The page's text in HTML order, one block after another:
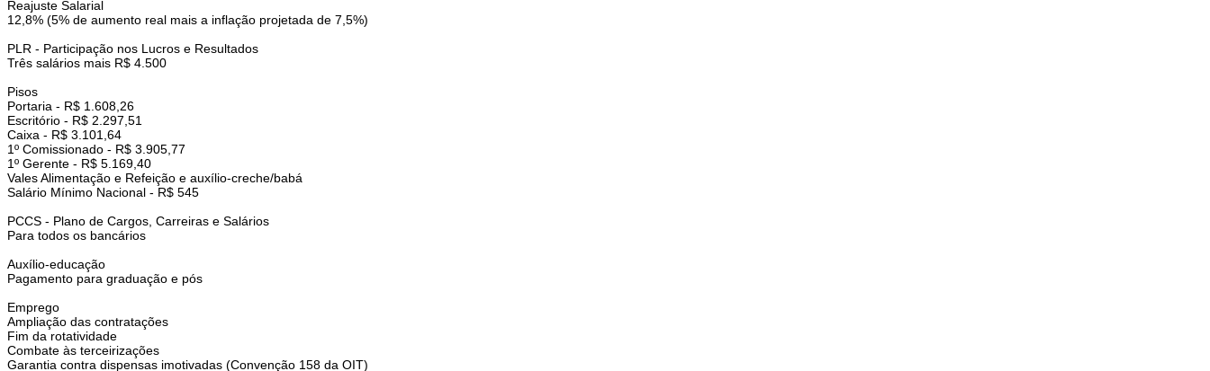
Reajuste Salarial
12,8% (5% de aumento real mais a inflação projetada de 7,5%)
PLR - Participação nos Lucros e Resultados
Três salários mais R$ 4.500
Pisos
Portaria - R$ 1.608,26
Escritório - R$ 2.297,51
Caixa - R$ 3.101,64
1º Comissionado - R$ 3.905,77
1º Gerente - R$ 5.169,40
Vales Alimentação e Refeição e auxílio-creche/babá
Salário Mínimo Nacional - R$ 545
PCCS - Plano de Cargos, Carreiras e Salários
Para todos os bancários
Auxílio-educação
Pagamento para graduação e pós
Emprego
Ampliação das contratações
Fim da rotatividade
Combate às terceirizações
Garantia contra dispensas imotivadas (Convenção 158 da OIT)